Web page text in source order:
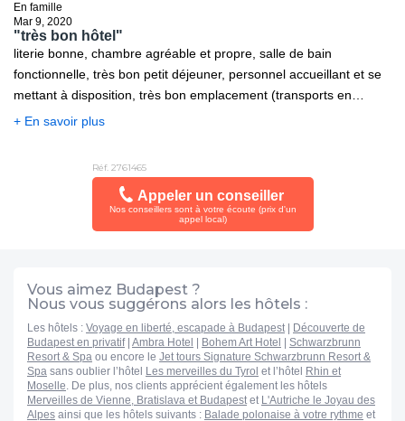
En famille
Mar 9, 2020
"très bon hôtel"
literie bonne, chambre agréable et propre, salle de bain
fonctionnelle, très bon petit déjeuner, personnel accueillant et se
mettant à disposition, très bon emplacement (transports en
commun et commerces/restaurants à proximité)
+ En savoir plus
Réf. 2761465
Appeler un conseiller
Nos conseillers sont à votre écoute (prix d'un
appel local)
Vous aimez Budapest ?
Nous vous suggérons alors les hôtels :
Les hôtels : Voyage en liberté, escapade à Budapest|
Découverte de
Budapest en privatif| Ambra Hotel Bohem Art Hotel
Schwarzbrunn
Resort & Spa ou encore le Jet tours Signature Schwarzbrunn Resort &
Spa sans oublier l’hôtel Les merveilles du Tyrol et l’hôtel
Rhin et
Moselle. De plus, nos clients apprécient également les hôtels
Merveilles de Vienne, Bratislava et Budapestet L'Autriche le Joyau des
Alpes ainsi que les hôtels suivants : Balade polonaise à votre rythme et